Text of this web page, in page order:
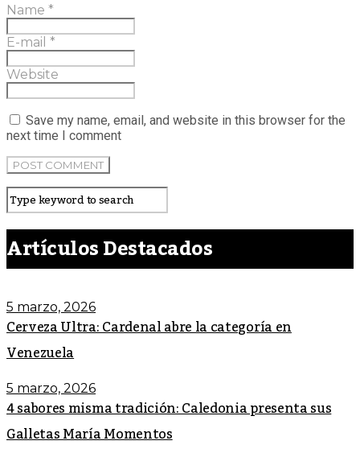
Name *
E-mail *
Website
Save my name, email, and website in this browser for the
next time I comment
Artículos Destacados
5 marzo, 2026
Cerveza Ultra: Cardenal abre la categoría en
Venezuela
5 marzo, 2026
4 sabores misma tradición: Caledonia presenta sus
Galletas María Momentos